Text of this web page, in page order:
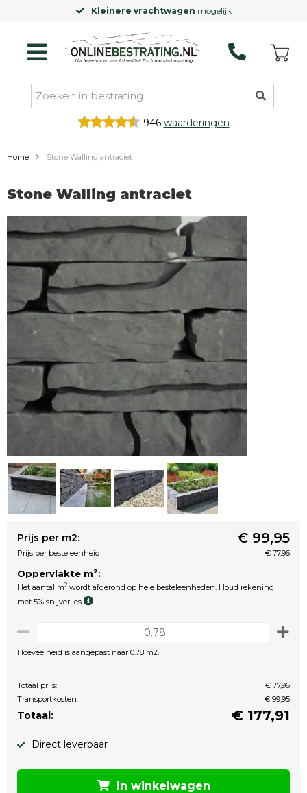
Kleinere vrachtwagen mogelijk
946 waarderingen
Home Stone Walling antraciet
Stone Walling antraciet
Prijs per m2: € 99,95
Prijs per besteleenheid € 77,96
Oppervlakte m2:
Het aantal m2 wordt afgerond op hele besteleenheden. Houd rekening
met 5% snijverlies
Hoeveelheid is aangepast naar 0.78 m2.
Totaal prijs:
€ 77,96
Transportkosten:
€ 99,95
Totaal: € 177,91
Direct leverbaar
In winkelwagen